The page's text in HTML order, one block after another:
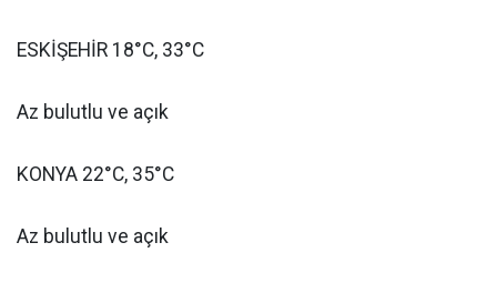
ESKİŞEHİR 18°C, 33°C
Az bulutlu ve açık
KONYA 22°C, 35°C
Az bulutlu ve açık